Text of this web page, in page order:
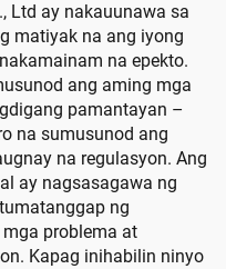
Ltd ay nakauunawa sa
matiyak na ang iyong
na epekto.
ang aming mga
pamantayan –
na sumusunod ang
na regulasyon. Ang
ay nagsasagawa ng
ng
problema at
Kapag inihabilin ninyo